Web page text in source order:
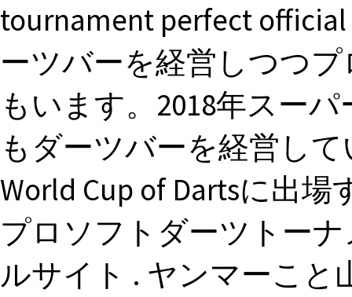
tournament perfect
ーツバーを経営しつつ
もいます。2018年スー
もダーツバーを経営し
World Cup of Dartsに出
プロソフトダーツトー
ルサイト . ヤンマーこと